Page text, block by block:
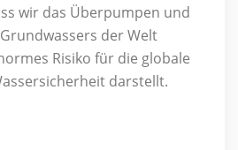
wir das Überpumpen und
der Welt
Risiko für die globale
darstellt.